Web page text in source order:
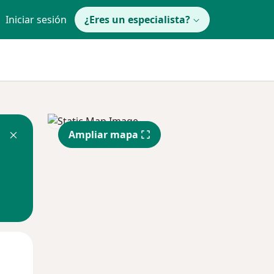
Iniciar sesión ¿Eres un especialista?
Ampliar mapa